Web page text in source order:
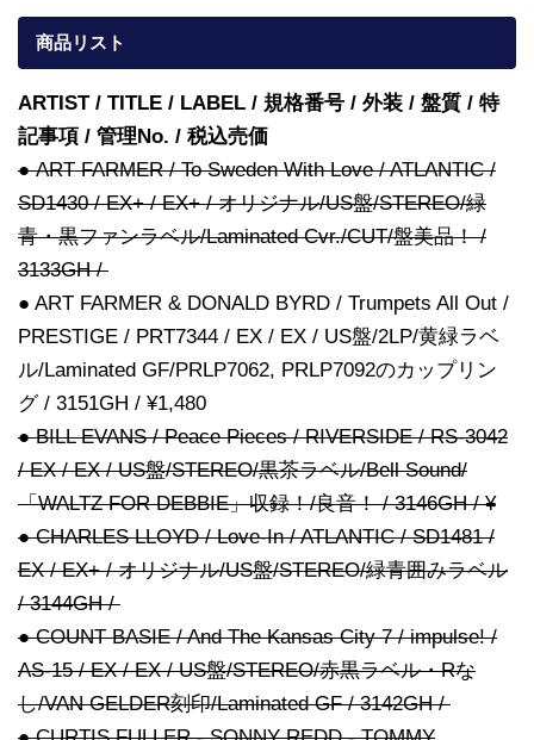
商品リスト
ARTIST / TITLE / LABEL / 規格番号 / 外装 / 盤質 / 特
記事項 / 管理No. / 税込売価
● ART FARMER / To Sweden With Love / ATLANTIC /
SD1430 / EX+ / EX+ / オリジナル/US盤/STEREO/緑
青・黒ファンラベル/Laminated Cvr./CUT/盤美品！ /
3133GH /
● ART FARMER & DONALD BYRD / Trumpets All Out /
PRESTIGE / PRT7344 / EX / EX / US盤/2LP/黄緑ラベ
ル/Laminated GF/PRLP7062, PRLP7092のカップリン
グ / 3151GH / ¥1,480
● BILL EVANS / Peace Pieces / RIVERSIDE / RS-3042
/ EX / EX / US盤/STEREO/黒茶ラベル/Bell Sound/
「WALTZ FOR DEBBIE」収録！/良音！ / 3146GH / ¥
● CHARLES LLOYD / Love-In / ATLANTIC / SD1481 /
EX / EX+ / オリジナル/US盤/STEREO/緑青囲みラベル
/ 3144GH /
● COUNT BASIE / And The Kansas City 7 / impulse! /
AS-15 / EX / EX / US盤/STEREO/赤黒ラベル・Rな
し/VAN GELDER刻印/Laminated GF / 3142GH /